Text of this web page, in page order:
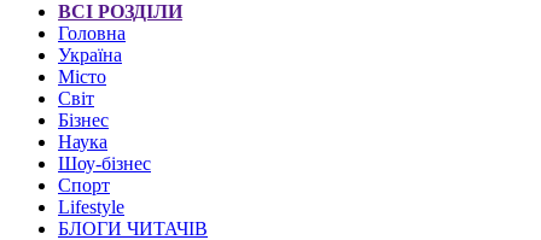
ВСІ РОЗДІЛИ
Головна
Україна
Місто
Світ
Бізнес
Наука
Шоу-бізнес
Спорт
Lifestyle
БЛОГИ ЧИТАЧІВ